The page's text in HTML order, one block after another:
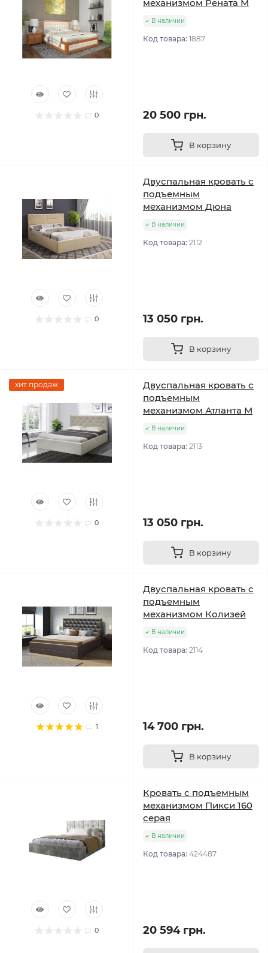
0
механизмом Рената М
В наличии
Код товара: 1887
20 500 грн.
В корзину
0
Двуспальная кровать с
подъемным
механизмом Дюна
В наличии
Код товара: 2112
13 050 грн.
В корзину
хит продаж
0
Двуспальная кровать с
подъемным
механизмом Атланта М
В наличии
Код товара: 2113
13 050 грн.
В корзину
1
Двуспальная кровать с
подъемным
механизмом Колизей
В наличии
Код товара: 2114
14 700 грн.
В корзину
0
Кровать с подъемным
механизмом Пикси 160
серая
В наличии
Код товара: 424487
20 594 грн.